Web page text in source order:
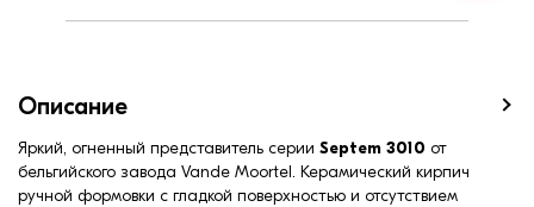
Описание
Яркий, огненный представитель серии Septem 3010 от
бельгийского завода Vande Moortel. Керамический кирпич
ручной формовки с гладкой поверхностью и отсутствием